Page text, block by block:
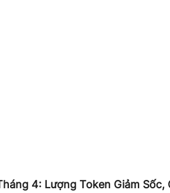
4: Lượng Token Giảm Sốc,